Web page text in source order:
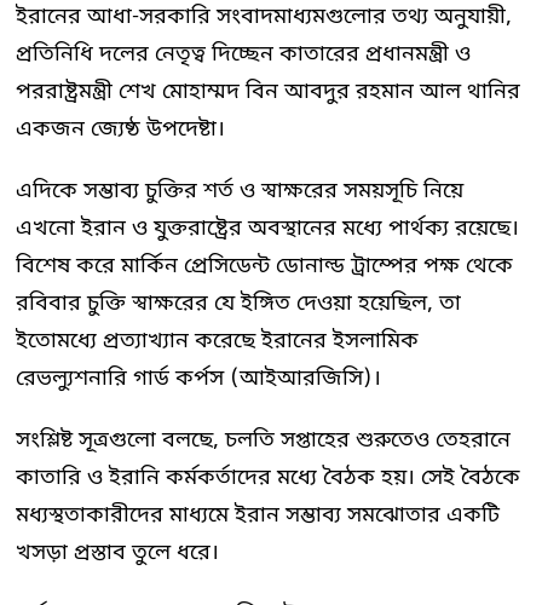
ইরানের আধা-সরকারি সংবাদমাধ্যমগুলোর তথ্য অনুযায়ী,
প্রতিনিধি দলের নেতৃত্ব দিচ্ছেন কাতারের প্রধানমন্ত্রী ও
পররাষ্ট্রমন্ত্রী শেখ মোহাম্মদ বিন আবদুর রহমান আল থানির
একজন জ্যেষ্ঠ উপদেষ্টা।
এদিকে সম্ভাব্য চুক্তির শর্ত ও স্বাক্ষরের সময়সূচি নিয়ে
এখনো ইরান ও যুক্তরাষ্ট্রের অবস্থানের মধ্যে পার্থক্য রয়েছে।
বিশেষ করে মার্কিন প্রেসিডেন্ট ডোনাল্ড ট্রাম্পের পক্ষ থেকে
রবিবার চুক্তি স্বাক্ষরের যে ইঙ্গিত দেওয়া হয়েছিল, তা
ইতোমধ্যে প্রত্যাখ্যান করেছে ইরানের ইসলামিক
রেভল্যুশনারি গার্ড কর্পস (আইআরজিসি)।
সংশ্লিষ্ট সূত্রগুলো বলছে, চলতি সপ্তাহের শুরুতেও তেহরানে
কাতারি ও ইরানি কর্মকর্তাদের মধ্যে বৈঠক হয়। সেই বৈঠকে
মধ্যস্থতাকারীদের মাধ্যমে ইরান সম্ভাব্য সমঝোতার একটি
খসড়া প্রস্তাব তুলে ধরে।